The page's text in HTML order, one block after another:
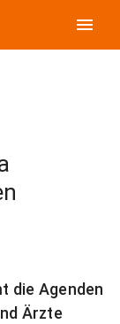
menu
die Agenden
Ärzte